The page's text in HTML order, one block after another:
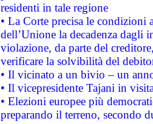
residenti in tale regione
• La Corte precisa le
dell’Unione la decadenza dagli
violazione, da parte del
verificare la solvibilità del
• Il vicinato a un bivio – un
• Il vicepresidente Tajani in
• Elezioni europee più
preparando il terreno, secondo